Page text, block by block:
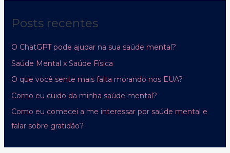
Posts recentes
O ChatGPT pode ajudar na sua saúde mental?
Saúde Mental x Saúde Física
O que você sente mais falta morando nos EUA?
Como eu cuido da minha saúde mental?
Como eu comecei a me interessar por saúde mental e
falar sobre gratidão?